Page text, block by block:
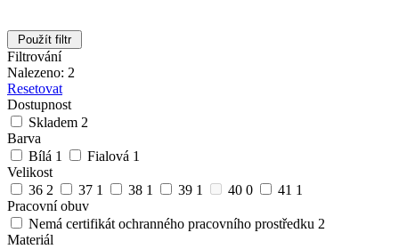
Použít filtr
Filtrování
Nalezeno: 2
Resetovat
Dostupnost
Skladem 2
Barva
Bílá 1 Fialová 1
Velikost
36 2 37 1 38 1 39 1 40 0 41 1
Pracovní obuv
Nemá certifikát ochranného pracovního prostředku 2
Materiál